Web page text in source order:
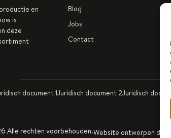
en
is
deze
Blog
Jobs
Contact
document 1Juridisch document 2Juridisch
Alle rechten voorbehouden.Website ontworpen door